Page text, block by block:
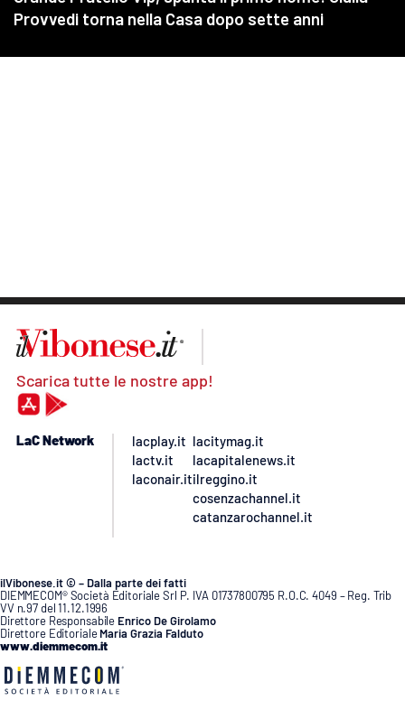
Scarica tutte le nostre app!
LaC Network
lacplay.it
lactv.it
laconair.it
lacitymag.it
lacapitalenews.it
ilreggino.it
cosenzachannel.it
catanzarochannel.it
ilVibonese.it © – Dalla parte dei fatti
DIEMMECOM® Società Editoriale Srl P. IVA 01737800795 R.O.C. 4049 – Reg. Trib
VV n.97 del 11.12.1996
Direttore Responsabile Enrico De Girolamo
Direttore Editoriale Maria Grazia Falduto
www.diemmecom.it